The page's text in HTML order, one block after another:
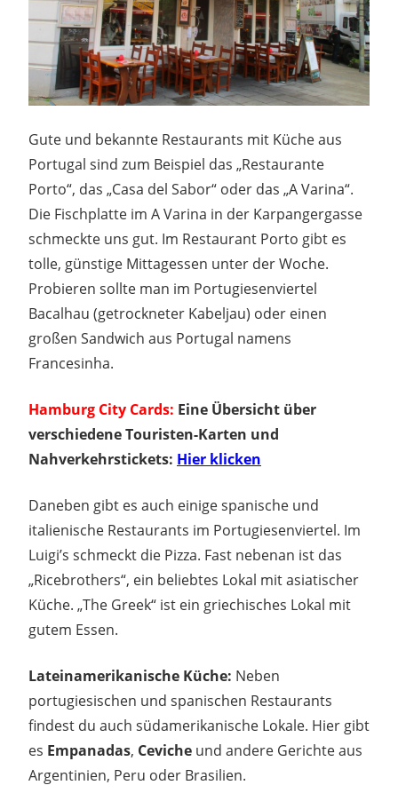
Gute und bekannte Restaurants mit Küche aus
Portugal sind zum Beispiel das „Restaurante
Porto“, das „Casa del Sabor“ oder das „A Varina“.
Die Fischplatte im A Varina in der Karpangergasse
schmeckte uns gut. Im Restaurant Porto gibt es
tolle, günstige Mittagessen unter der Woche.
Probieren sollte man im Portugiesenviertel
Bacalhau (getrockneter Kabeljau) oder einen
großen Sandwich aus Portugal namens
Francesinha.
Hamburg City Cards: Eine Übersicht über
verschiedene Touristen-Karten und
Nahverkehrstickets: Hier klicken
Daneben gibt es auch einige spanische und
italienische Restaurants im Portugiesenviertel. Im
Luigi’s schmeckt die Pizza. Fast nebenan ist das
„Ricebrothers“, ein beliebtes Lokal mit asiatischer
Küche. „The Greek“ ist ein griechisches Lokal mit
gutem Essen.
Lateinamerikanische Küche: Neben
portugiesischen und spanischen Restaurants
findest du auch südamerikanische Lokale. Hier gibt
es Empanadas, Ceviche und andere Gerichte aus
Argentinien, Peru oder Brasilien.